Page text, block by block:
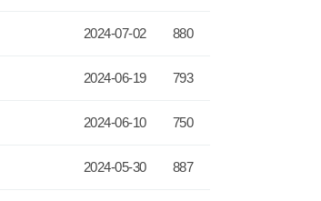
2024-07-02 880
2024-06-19 793
2024-06-10 750
2024-05-30 887